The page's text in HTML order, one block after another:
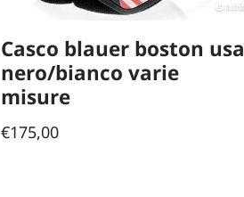
Casco blauer boston usa
nero/bianco varie
misure
€175,00